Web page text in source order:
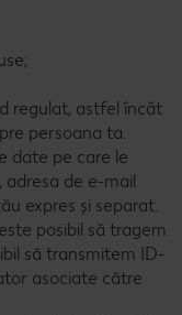
regulat, astfel încât
persoana ta.
date pe care le
adresa de e-mail
expres și separat.
posibil să tragem
să transmitem ID-
asociate către